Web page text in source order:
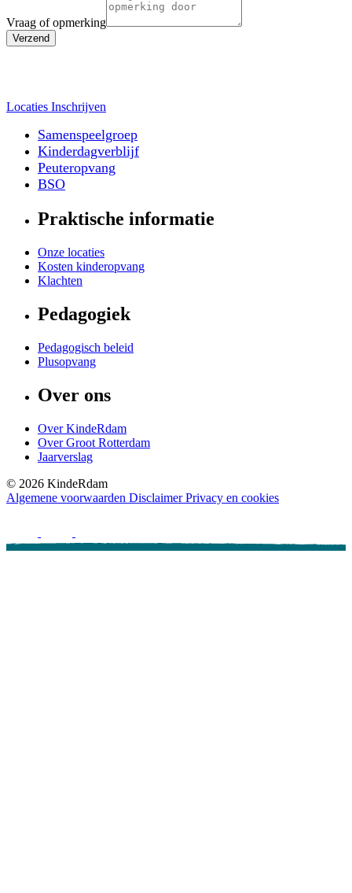
Vraag of opmerking
Verzend
Locaties Inschrijven
Samenspeelgroep
Kinderdagverblijf
Peuteropvang
BSO
Praktische informatie
Onze locaties
Kosten kinderopvang
Klachten
Pedagogiek
Pedagogisch beleid
Plusopvang
Over ons
Over KindeRdam
Over Groot Rotterdam
Jaarverslag
© 2026 KindeRdam
Algemene voorwaarden Disclaimer Privacy en cookies